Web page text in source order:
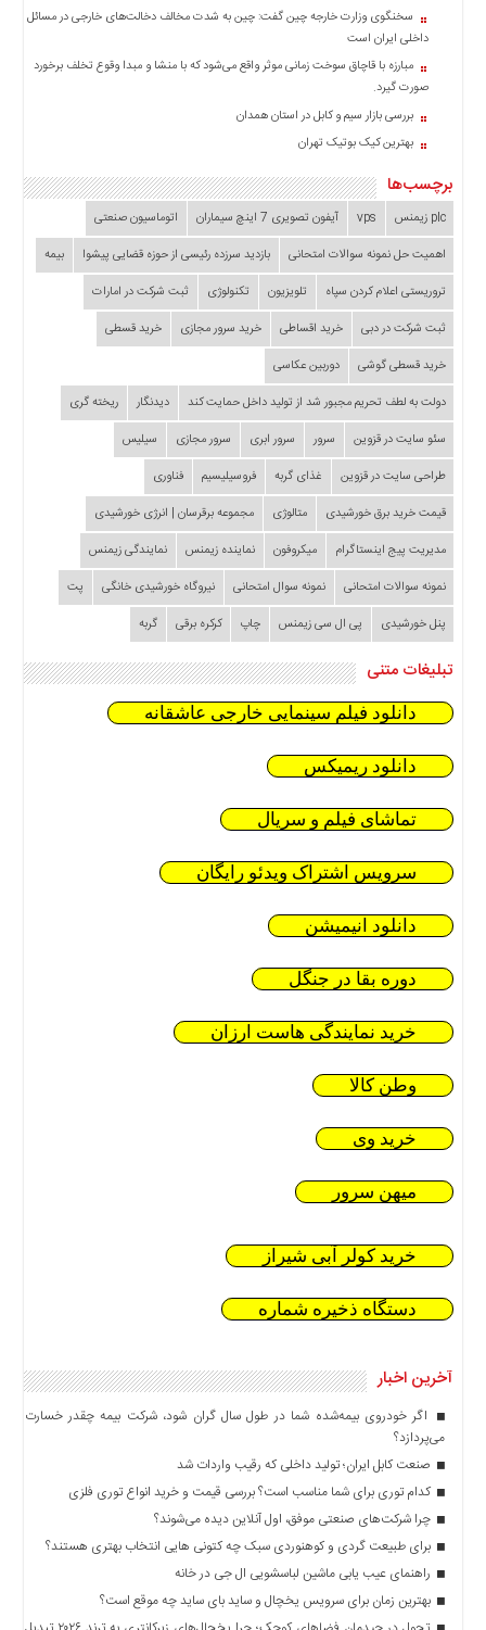
سخنگوی وزارت خارجه چین گفت: چین به شدت مخالف دخالت‌های خارجی در مسائل
داخلی ایران است
مبارزه با قاچاق سوخت زمانی موثر واقع می‌شود که با منشا و مبدا وقوع تخلف برخورد
صورت گیرد.
بررسی بازار سیم و کابل در استان همدان
بهترین کیک بوتیک تهران
برچسب‌ها
plc زیمنس vps آیفون تصویری 7 اینچ سیماران
اتوماسیون صنعتی
اهمیت حل نمونه سوالات امتحانی
بازدید سرزده‌ رئیسی از حوزه قضایی ‌پیشوا
بیمه
تروریستی اعلام کردن سپاه
تلویزیون تکنولوژی
ثبت شرکت در امارات
ثبت شرکت در دبی
خرید اقساطی خرید سرور مجازی
خرید قسطی
خرید قسطی گوشی
دوربین عکاسی
دولت به لطف تحریم مجبور شد از تولید داخل حمایت کند
دیدنگار
ریخته گری
سئو سایت در قزوین
سرور سرور ابری سرور مجازی
سیلیس
طراحی سایت در قزوین
غذای گربه فروسیلیسیم
فناوری
قیمت خرید برق خورشیدی
متالوژی
مجموعه برقرسان | انرژی خورشیدی
مدیریت پیج اینستاگرام
میکروفون نماینده زیمنس
نمایندگی زیمنس
نمونه سوالات امتحانی
نمونه سوال امتحانی نیروگاه خورشیدی خانگی
پت
پنل خورشیدی
پی ال سی زیمنس چاپ کرکره برقی گربه
تبلیغات متنی
دانلود فیلم سینمایی خارجی عاشقانه
دانلود ریمیکس
تماشای فیلم و سریال
سرویس اشتراک ویدئو رایگان
دانلود انیمیشن
دوره بقا در جنگل
خرید نمایندگی هاست ارزان
وطن کالا
خرید وی
میهن سرور
خرید کولر آبی شیراز
دستگاه ذخیره شماره
آخرین اخبار
اگر خودروی بیمه‌شده شما در طول سال گران شود، شرکت بیمه چقدر خسارت
می‌پردازد؟
صنعت کابل ایران؛ تولید داخلی که رقیب واردات شد
کدام توری برای شما مناسب است؟ بررسی قیمت و خرید انواع توری فلزی
چرا شرکت‌های صنعتی موفق، اول آنلاین دیده می‌شوند؟
برای طبیعت گردی و کوهنوردی سبک چه کتونی هایی انتخاب بهتری هستند؟
راهنمای عیب یابی ماشین لباسشویی ال جی در خانه
بهترین زمان برای سرویس یخچال و ساید بای ساید چه موقع است؟